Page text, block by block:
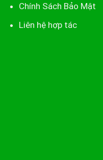
Chính Sách Bảo Mật
Liên hệ hợp tác